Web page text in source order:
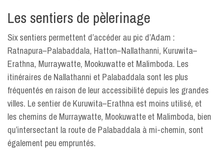
Les sentiers de pèlerinage
Six sentiers permettent d’accéder au pic d’Adam :
Ratnapura–Palabaddala, Hatton–Nallathanni, Kuruwita–
Erathna, Murraywatte, Mookuwatte et Malimboda. Les
itinéraires de Nallathanni et Palabaddala sont les plus
fréquentés en raison de leur accessibilité depuis les grandes
villes. Le sentier de Kuruwita–Erathna est moins utilisé, et
les chemins de Murraywatte, Mookuwatte et Malimboda, bien
qu’intersectant la route de Palabaddala à mi-chemin, sont
également peu empruntés.